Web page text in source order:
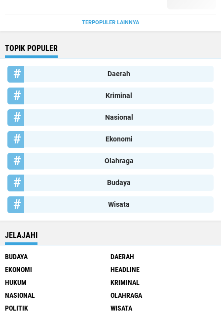
TERPOPULER LAINNYA
TOPIK POPULER
Daerah
Kriminal
Nasional
Ekonomi
Olahraga
Budaya
Wisata
JELAJAHI
BUDAYA
DAERAH
EKONOMI
HEADLINE
HUKUM
KRIMINAL
NASIONAL
OLAHRAGA
POLITIK
WISATA